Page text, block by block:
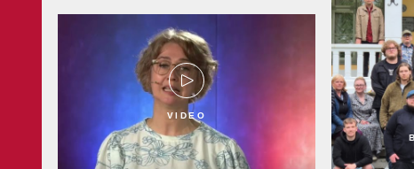
VIDEO